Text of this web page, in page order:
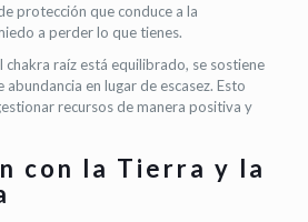
protección que conduce a la
a perder lo que tienes.
chakra raíz está equilibrado, se sostiene
en lugar de escasez. Esto
recursos de manera positiva y
con la Tierra y la